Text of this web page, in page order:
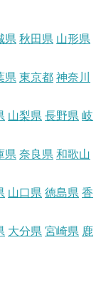
県 秋田県 山形県
県 東京都 神奈川
山梨県 長野県 岐
県 奈良県 和歌山
山口県 徳島県 香
大分県 宮崎県 鹿